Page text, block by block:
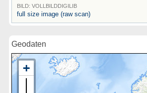
BILD: VOLLBILDDIGILIB
full size image (raw scan)
Geodaten